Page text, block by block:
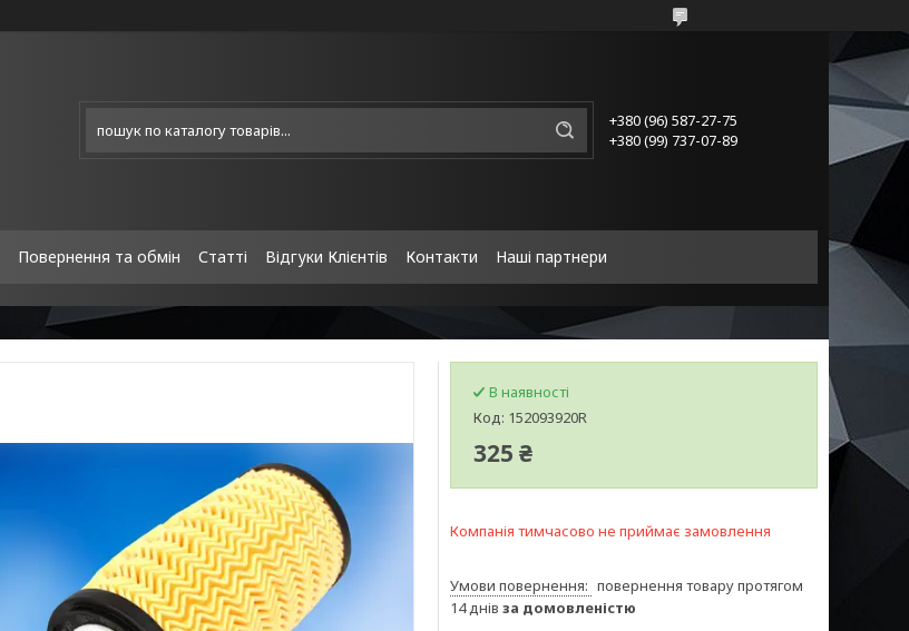
+380 (96) 587-27-75
+380 (99) 737-07-89
Повернення та обмін Статті Відгуки Клієнтів Контакти Наші партнери
В наявності
Код: 152093920R
325 ₴
Компанія тимчасово не приймає замовлення
повернення товару протягом
14 днів за домовленістю